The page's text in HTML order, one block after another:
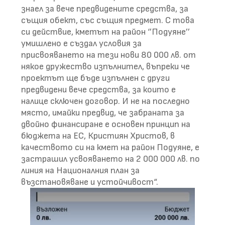
знаел за вече предвидените средства, за
същия обект, със същия предмет. С това
си действие, кметът на район ‘’Подуяне’’
умишлено е създал условия за
присвояването на тези нови 80 000 лв. от
някое дружество изпълнител, въпреки че
проектът ще бъде изпълнен с други
предвидени вече средства, за които е
налице сключен договор. И не на последно
място, имайки предвид, че забраната за
двойно финансиране е основен принцип на
бюджета на ЕС, Кристиян Христов, в
качеството си на кмет на район Подуяне, е
застрашил усвояването на 2 000 000 лв. по
линия на Националния план за
възстановяване и устойчивост“.